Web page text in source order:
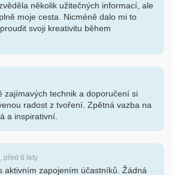
několik užitečných informací, ale
moje cesta. Nicméně dalo mi to
svoji kreativitu během
zajímavých technik a doporučení si
radost z tvoření. Zpětná vazba na
a inspirativní.
, před 6 lety
aktivním zapojením účastníků. Žádná